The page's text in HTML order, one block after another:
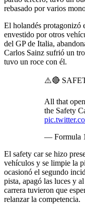
rebasado por varios
El holandés protagonizó
envestido por otros
del GP de Italia,
Carlos Sainz sufrió un
tuvo un roce con él.
⚠️🔴
All that
the Safety
— Formula
El safety car se hizo
vehículos y se limpie la
ocasionó el segundo
pista, apagó las luces y
carrera tuvieron que
relanzar la competencia.